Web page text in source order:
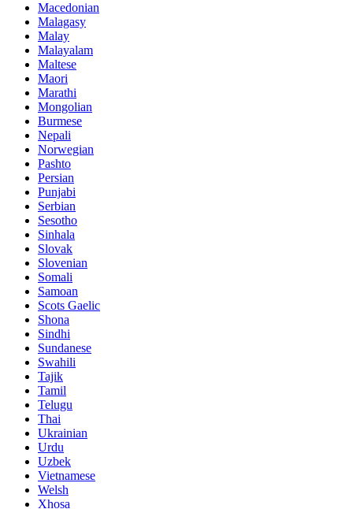
Macedonian
Malagasy
Malay
Malayalam
Maltese
Maori
Marathi
Mongolian
Burmese
Nepali
Norwegian
Pashto
Persian
Punjabi
Serbian
Sesotho
Sinhala
Slovak
Slovenian
Somali
Samoan
Scots Gaelic
Shona
Sindhi
Sundanese
Swahili
Tajik
Tamil
Telugu
Thai
Ukrainian
Urdu
Uzbek
Vietnamese
Welsh
Xhosa